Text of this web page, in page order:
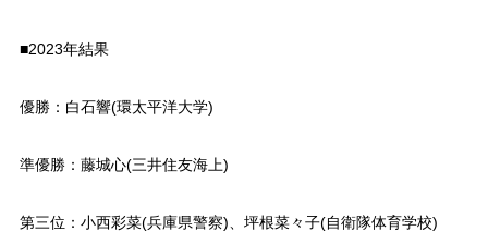
■2023年結果
優勝：白石響(環太平洋大学)
準優勝：藤城心(三井住友海上)
第三位：小西彩菜(兵庫県警察)、坪根菜々子(自衛隊体育学校)